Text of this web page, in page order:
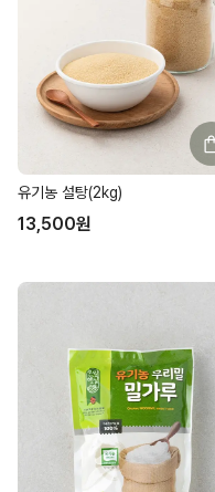
유기농 설탕(2kg)
13,500원